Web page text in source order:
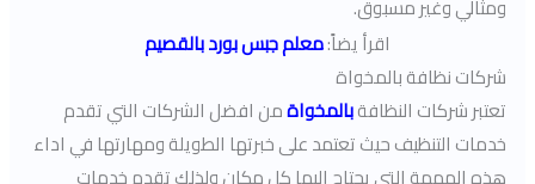
ومثالي وغير مسبوق.
اقرأ يضاً:معلم جبس بورد بالقصيم
شركات نظافة بالمخواة
تعتبر شركات النظافةبالمخواةمن افضل الشركات التي تقدم
خدمات التنظيف حيث تعتمد على خبرتها الطويلة ومهارتها في اداء